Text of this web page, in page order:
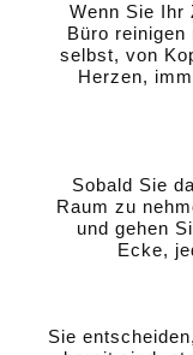
Wenn Sie Ihr
Büro reinigen
selbst, von
Herzen,
Sobald Sie
Raum zu
und gehen
Ecke,
Sie